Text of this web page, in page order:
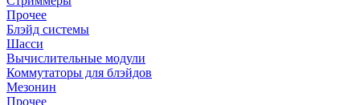
Прочее
Блэйд системы
Шасси
Вычислительные модули
Коммутаторы для блэйдов
Мезонин
Прочее